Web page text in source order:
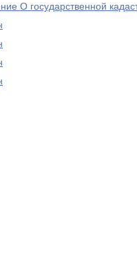
О государственной